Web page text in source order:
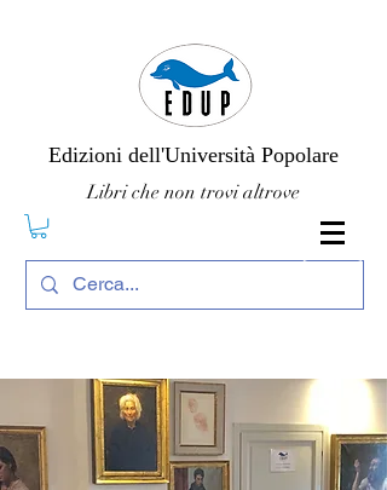
Edizioni dell'Università Popolare
Libri che non trovi altrove